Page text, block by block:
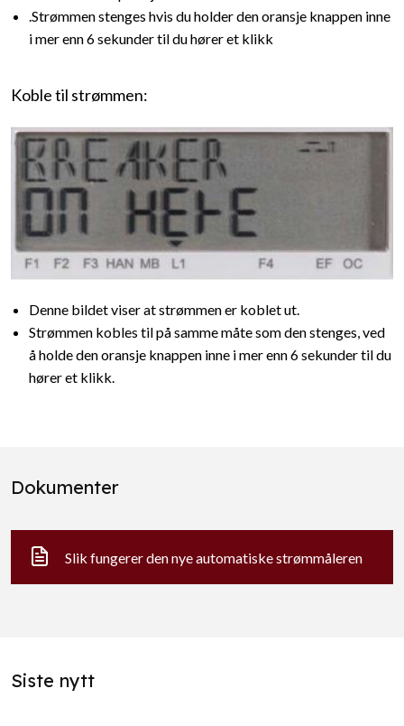
.Strømmen stenges hvis du holder den oransje knappen inne
i mer enn 6 sekunder til du hører et klikk
Koble til strømmen:
Denne bildet viser at strømmen er koblet ut.
Strømmen kobles til på samme måte som den stenges, ved
å holde den oransje knappen inne i mer enn 6 sekunder til du
hører et klikk.
Dokumenter
Slik fungerer den nye automatiske strømmåleren
Siste nytt